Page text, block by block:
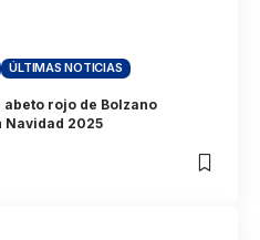
ÚLTIMAS NOTICIAS
abeto rojo de Bolzano
Navidad 2025